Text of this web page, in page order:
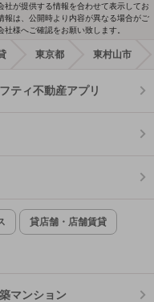
が提供する情報を合わせて表示してお
は、公開時より内容が異なる場合がご
様へご確認をお願い致します。
東京都 東村山市
ティ不動産アプリ
貸店舗・店舗賃貸
マンション